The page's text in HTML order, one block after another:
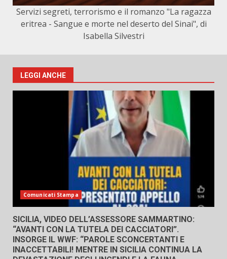
Servizi segreti, terrorismo e il romanzo "La ragazza
eritrea - Sangue e morte nel deserto del Sinai", di
Isabella Silvestri
LEGGI ANCHE
Comunicati Stampa
SICILIA, VIDEO DELL’ASSESSORE SAMMARTINO:
“AVANTI CON LA TUTELA DEI CACCIATORI”.
INSORGE IL WWF: “PAROLE SCONCERTANTI E
INACCETTABILI! MENTRE IN SICILIA CONTINUA LA